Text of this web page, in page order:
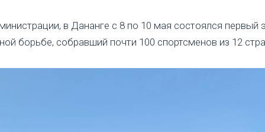
в Дананге с 8 по 10 мая состоялся первый
борьбе, собравший почти 100 спортсменов из 12